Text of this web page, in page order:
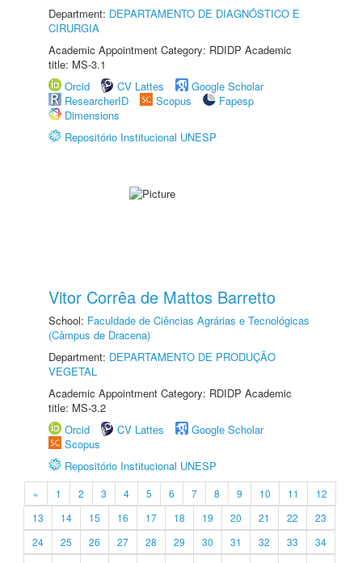
Department: DEPARTAMENTO DE DIAGNÓSTICO E
CIRURGIA
Academic Appointment Category: RDIDP Academic
title: MS-3.1
Orcid
CV Lattes
Google Scholar
ResearcherID
Scopus
Fapesp
Dimensions
Repositório Institucional UNESP
Vitor Corrêa de Mattos Barretto
School: Faculdade de Ciências Agrárias e Tecnológicas
(Câmpus de Dracena)
Department: DEPARTAMENTO DE PRODUÇÃO
VEGETAL
Academic Appointment Category: RDIDP Academic
title: MS-3.2
Orcid
CV Lattes
Google Scholar
Scopus
Repositório Institucional UNESP
« 1 2 3 4 5 6 7 8 9 10 11
12
13
14 15 16 17 18 19 20 21 22
23
24
25 26 27 28 29 30 31 32 33
34